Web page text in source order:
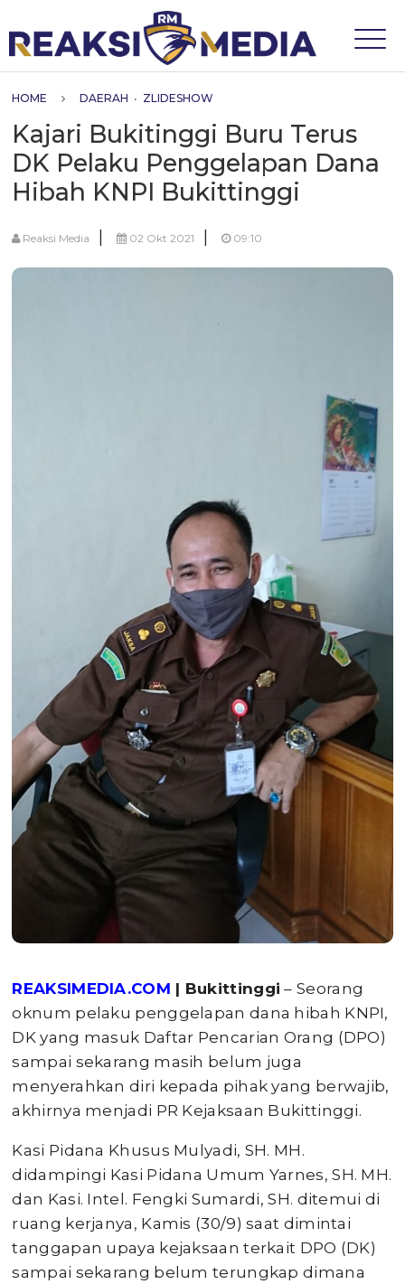
HOME DAERAH • ZLIDESHOW
Kajari Bukitinggi Buru Terus
DK Pelaku Penggelapan Dana
Hibah KNPI Bukittinggi
Reaksi Media | 02 Okt 2021 | 09:10
REAKSIMEDIA.COM | Bukittinggi – Seorang
oknum pelaku penggelapan dana hibah KNPI,
DK yang masuk Daftar Pencarian Orang (DPO)
sampai sekarang masih belum juga
menyerahkan diri kepada pihak yang berwajib,
akhirnya menjadi PR Kejaksaan Bukittinggi.
Kasi Pidana Khusus Mulyadi, SH. MH.
didampingi Kasi Pidana Umum Yarnes, SH. MH.
dan Kasi. Intel. Fengki Sumardi, SH. ditemui di
ruang kerjanya, Kamis (30/9) saat dimintai
tanggapan upaya kejaksaan terkait DPO (DK)
sampai sekarang belum terungkap dimana